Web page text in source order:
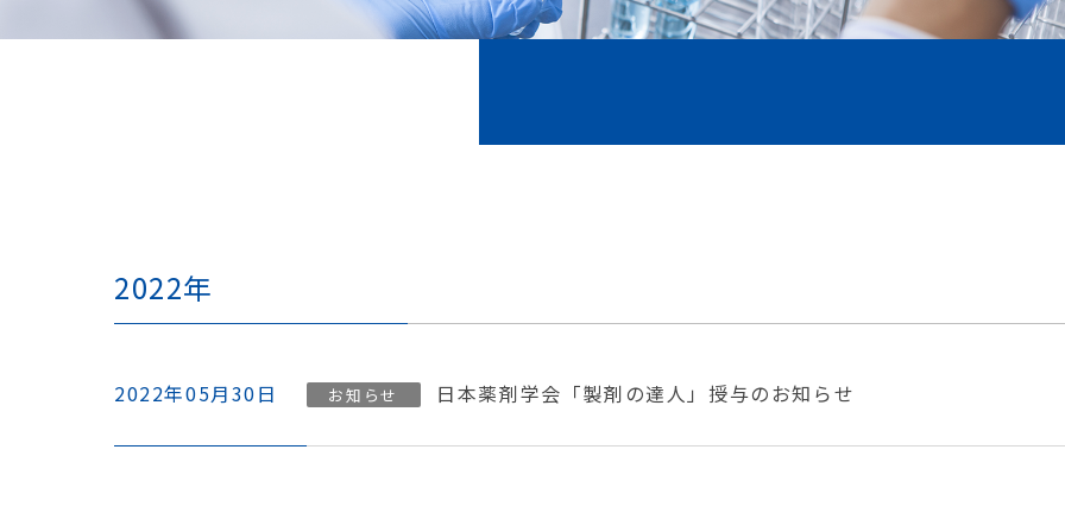
2022年
2022年05月30日 お知らせ ⽇本薬剤学会「製剤の達⼈」授与のお知らせ